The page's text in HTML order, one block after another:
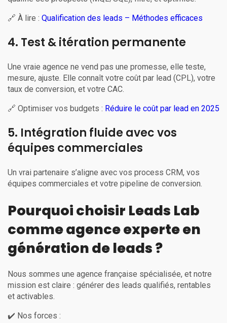
🔗 À lire : Qualification des leads – Méthodes efficaces
4. Test & itération permanente
Une vraie agence ne vend pas une promesse, elle teste,
mesure, ajuste. Elle connaît votre coût par lead (CPL), votre
taux de conversion, et votre CAC.
🔗 Optimiser vos budgets : Réduire le coût par lead en 2025
5. Intégration fluide avec vos
équipes commerciales
Un vrai partenaire s’aligne avec vos process CRM, vos
équipes commerciales et votre pipeline de conversion.
Pourquoi choisir Leads Lab
comme agence experte en
génération de leads ?
Nous sommes une agence française spécialisée, et notre
mission est claire : générer des leads qualifiés, rentables
et activables.
✔️ Nos forces :